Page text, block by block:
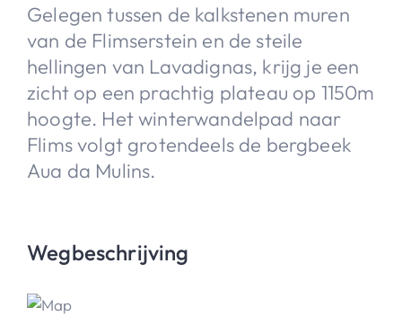
Gelegen tussen de kalkstenen muren
van de Flimserstein en de steile
hellingen van Lavadignas, krijg je een
zicht op een prachtig plateau op 1150m
hoogte. Het winterwandelpad naar
Flims volgt grotendeels de bergbeek
Aua da Mulins.
Wegbeschrijving